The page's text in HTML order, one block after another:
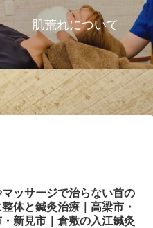
肌荒れについて
ッサージで治らない首の
体と鍼灸治療｜高梁市・
新見市｜倉敷の入江鍼灸